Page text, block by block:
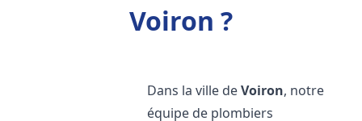
Voiron ?
Dans la ville deVoiron, notre
équipe de plombiers